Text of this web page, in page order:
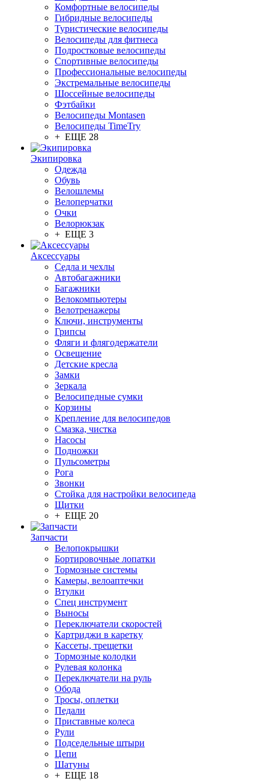
Комфортные велосипеды
Гибридные велосипеды
Туристические велосипеды
Велосипеды для фитнеса
Подростковые велосипеды
Спортивные велосипеды
Профессиональные велосипеды
Экстремальные велосипеды
Шоссейные велосипеды
Фэтбайки
Велосипеды Montasen
Велосипеды TimeTry
+ ЕЩЕ 28
Экипировка
Одежда
Обувь
Велошлемы
Велоперчатки
Очки
Велорюкзак
+ ЕЩЕ 3
Аксессуары
Седла и чехлы
Автобагажники
Багажники
Велокомпьютеры
Велотренажеры
Ключи, инструменты
Грипсы
Фляги и флягодержатели
Освещение
Детские кресла
Замки
Зеркала
Велосипедные сумки
Корзины
Крепление для велосипедов
Смазка, чистка
Насосы
Подножки
Пульсометры
Рога
Звонки
Стойка для настройки велосипеда
Щитки
+ ЕЩЕ 20
Запчасти
Велопокрышки
Бортировочные лопатки
Тормозные системы
Камеры, велоаптечки
Втулки
Спец инструмент
Выносы
Переключатели скоростей
Картриджи в каретку
Кассеты, трещетки
Тормозные колодки
Рулевая колонка
Переключатели на руль
Обода
Тросы, оплетки
Педали
Приставные колеса
Рули
Подседельные штыри
Цепи
Шатуны
+ ЕЩЕ 18